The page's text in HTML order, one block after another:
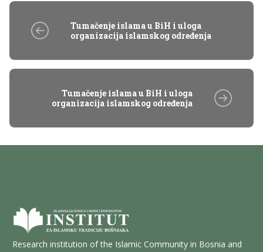
Tumačenje islama u BiH i uloga
organizacija islamskog određenja
Tumačenje islama u BiH i uloga
organizacija islamskog određenja
Research institution of the Islamic Community in Bosnia and